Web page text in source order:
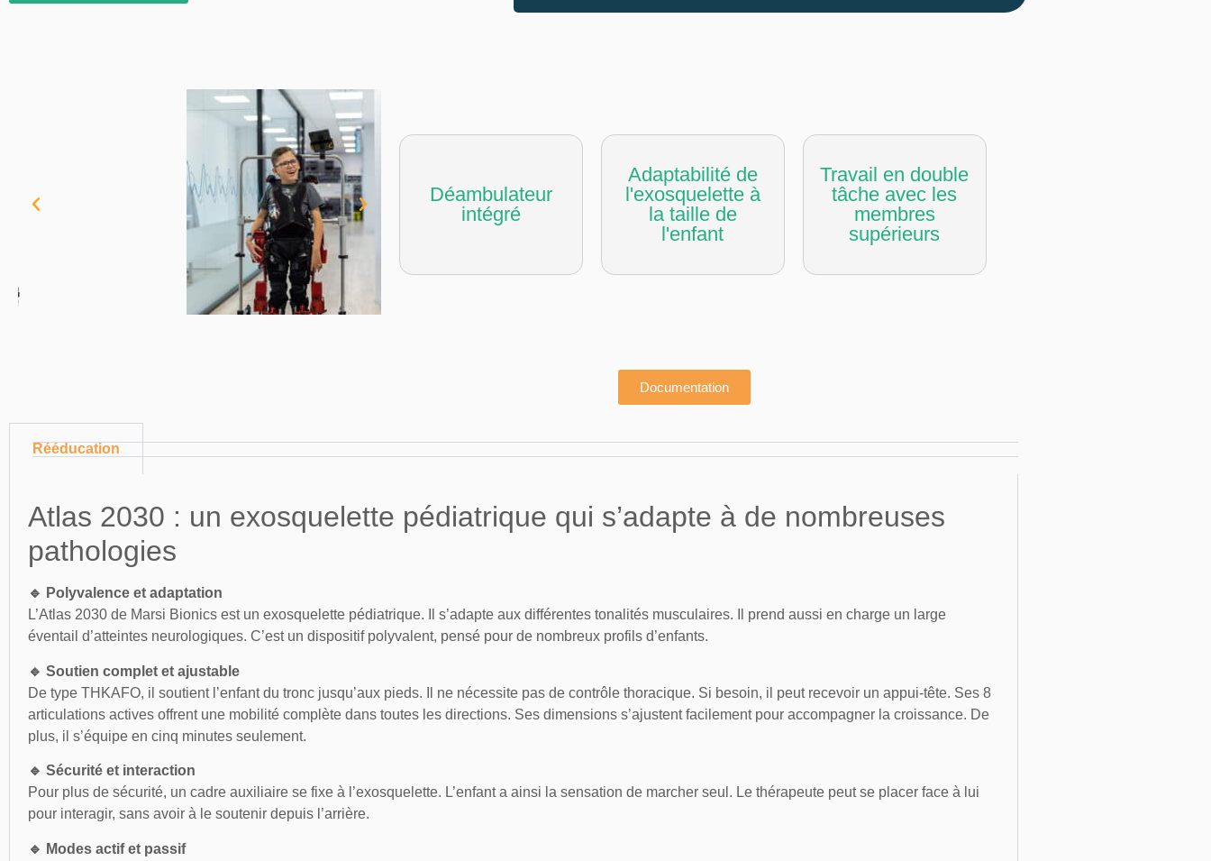
Déambulateur
intégré
Adaptabilité de
l'exosquelette à
la taille de
l'enfant
Travail en double
tâche avec les
membres
supérieurs
Documentation
Rééducation
Atlas 2030 : un exosquelette pédiatrique qui s’adapte à de nombreuses
pathologies
🔹 Polyvalence et adaptation
L’Atlas 2030 de Marsi Bionics est un exosquelette pédiatrique. Il s’adapte aux différentes tonalités musculaires. Il prend aussi en charge un large
éventail d’atteintes neurologiques. C’est un dispositif polyvalent, pensé pour de nombreux profils d’enfants.
🔹 Soutien complet et ajustable
De type THKAFO, il soutient l’enfant du tronc jusqu’aux pieds. Il ne nécessite pas de contrôle thoracique. Si besoin, il peut recevoir un appui-tête. Ses 8
articulations actives offrent une mobilité complète dans toutes les directions. Ses dimensions s’ajustent facilement pour accompagner la croissance. De
plus, il s’équipe en cinq minutes seulement.
🔹 Sécurité et interaction
Pour plus de sécurité, un cadre auxiliaire se fixe à l’exosquelette. L’enfant a ainsi la sensation de marcher seul. Le thérapeute peut se placer face à lui
pour interagir, sans avoir à le soutenir depuis l’arrière.
🔹 Modes actif et passif